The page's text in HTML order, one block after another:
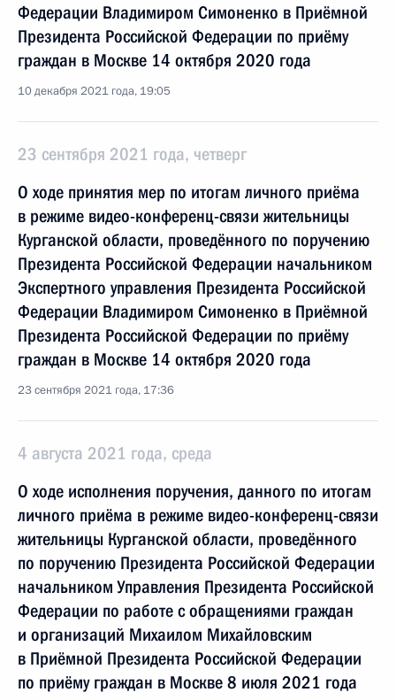
Федерации Владимиром Симоненко в Приёмной
Президента Российской Федерации по приёму
граждан в Москве 14 октября 2020 года
10 декабря 2021 года, 19:05
23 сентября 2021 года, четверг
О ходе принятия мер по итогам личного приёма
в режиме видео-конференц-связи жительницы
Курганской области, проведённого по поручению
Президента Российской Федерации начальником
Экспертного управления Президента Российской
Федерации Владимиром Симоненко в Приёмной
Президента Российской Федерации по приёму
граждан в Москве 14 октября 2020 года
23 сентября 2021 года, 17:36
4 августа 2021 года, среда
О ходе исполнения поручения, данного по итогам
личного приёма в режиме видео-конференц-связи
жительницы Курганской области, проведённого
по поручению Президента Российской Федерации
начальником Управления Президента Российской
Федерации по работе с обращениями граждан
и организаций Михаилом Михайловским
в Приёмной Президента Российской Федерации
по приёму граждан в Москве 8 июля 2021 года